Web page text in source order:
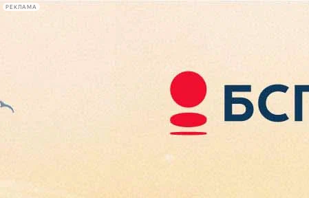
РЕКЛАМА